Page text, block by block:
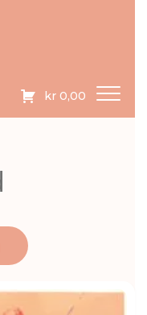
kr 0,00